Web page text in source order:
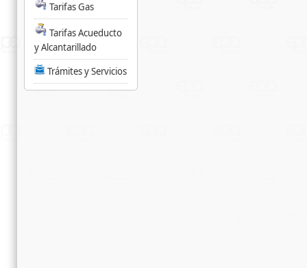
Tarifas Gas
Tarifas Acueducto
y Alcantarillado
Trámites y Servicios